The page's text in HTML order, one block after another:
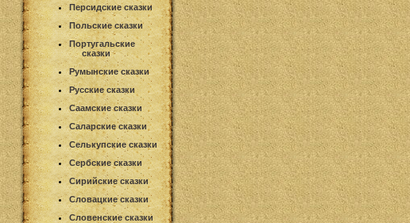
Персидские сказки
Польские сказки
Португальские
сказки
Румынские сказки
Русские сказки
Саамские сказки
Саларские сказки
Селькупские сказки
Сербские сказки
Сирийские сказки
Словацкие сказки
Словенские сказки